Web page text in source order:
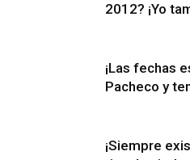
2012? ¡Yo
¡Las fechas
Pacheco y
¡Siempre